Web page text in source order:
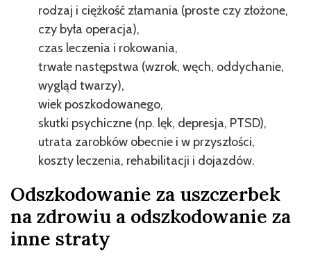
rodzaj i ciężkość złamania (proste czy złożone,
czy była operacja),
czas leczenia i rokowania,
trwałe następstwa (wzrok, węch, oddychanie,
wygląd twarzy),
wiek poszkodowanego,
skutki psychiczne (np. lęk, depresja, PTSD),
utrata zarobków obecnie i w przyszłości,
koszty leczenia, rehabilitacji i dojazdów.
Odszkodowanie za uszczerbek
na zdrowiu a odszkodowanie za
inne straty